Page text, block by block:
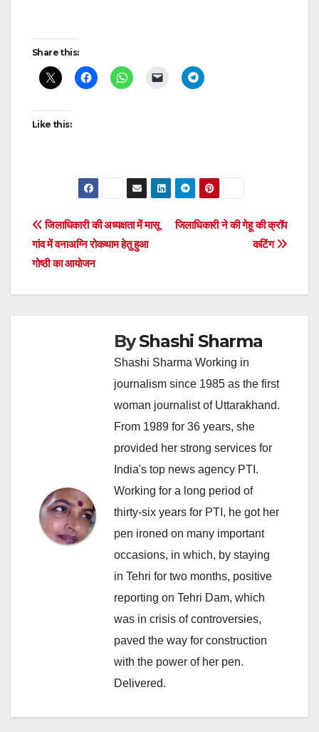
Reading
Post
navigation
Share this:
Like this:
Post
navigation
जिलाधिकारी ने की गेहू की क्रॉप
कटिंग
जिलाधिकारी की अध्यक्षता में मासू
गांव में वनाअग्नि रोकथाम हेतु हुआ
गोष्ठी का आयोजन
ByShashi Sharma
Shashi Sharma Working in
journalism since 1985 as the first
woman journalist of Uttarakhand.
From 1989 for 36 years, she
provided her strong services for
India's top news agency PTI.
Working for a long period of
thirty-six years for PTI, he got her
pen ironed on many important
occasions, in which, by staying
in Tehri for two months, positive
reporting on Tehri Dam, which
was in crisis of controversies,
paved the way for construction
with the power of her pen.
Delivered.